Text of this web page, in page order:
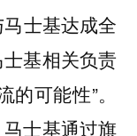
士基达成全
基相关负责
可能性”。
士基通过旗